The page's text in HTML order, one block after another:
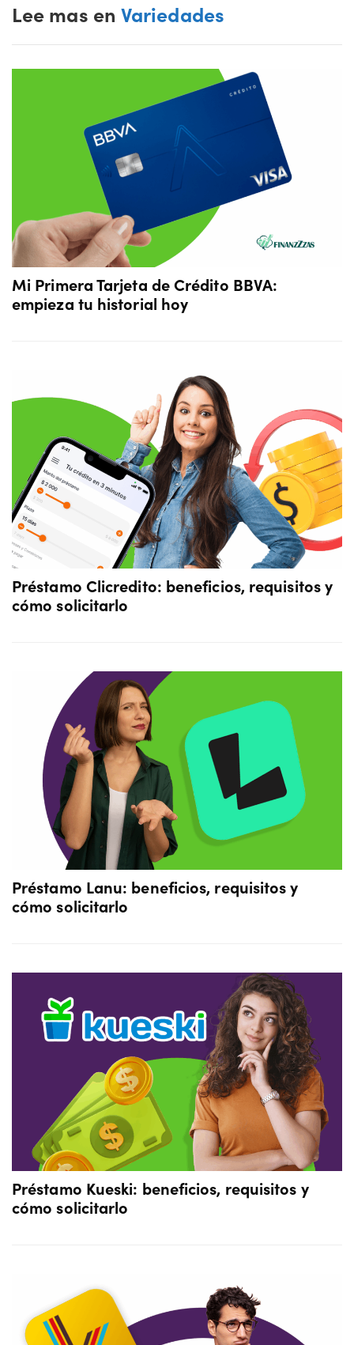
Lee mas en Variedades
Mi Primera Tarjeta de Crédito BBVA:
empieza tu historial hoy
Préstamo Clicredito: beneficios, requisitos y
cómo solicitarlo
Préstamo Lanu: beneficios, requisitos y
cómo solicitarlo
Préstamo Kueski: beneficios, requisitos y
cómo solicitarlo